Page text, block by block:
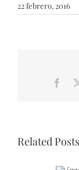
22 febrero, 2016
Related Posts